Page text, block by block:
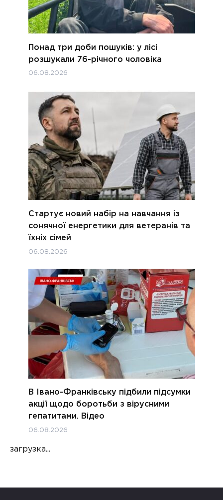
Понад три доби пошуків: у лісі
розшукали 76-річного чоловіка
06.08.2026
Стартує новий набір на навчання із
сонячної енергетики для ветеранів та
їхніх сімей
06.08.2026
В Івано-Франківську підбили підсумки
акції щодо боротьби з вірусними
гепатитами. Відео
06.08.2026
загрузка...